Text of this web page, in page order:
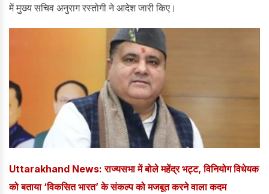
में मुख्य सचिव अनुराग रस्तोगी ने आदेश जारी किए।
Uttarakhand News: राज्यसभा में बोले महेंद्र भट्ट, विनियोग विधेयक
को बताया ‘विकसित भारत’ के संकल्प को मजबूत करने वाला कदम